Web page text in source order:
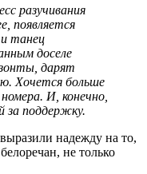
разучивания
появляется
танец
доселе
дарят
Хочется больше
И, конечно,
за поддержку.
надежду на то,
не только